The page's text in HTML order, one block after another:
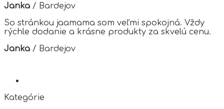
Janka / Bardejov
So stránkou jaamama som veľmi spokojná. Vždy
rýchle dodanie a krásne produkty za skvelú cenu.
Janka / Bardejov
Kategórie